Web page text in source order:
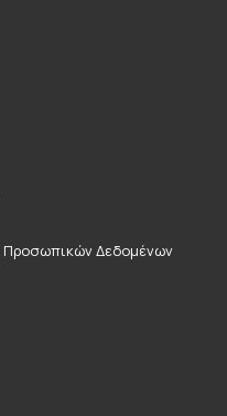
Προσωπικών Δεδομένων